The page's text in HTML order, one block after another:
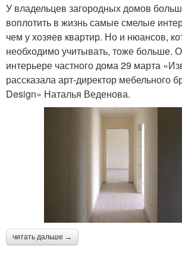
У владельцев загородных домов
воплотить в жизнь самые смелые
чем у хозяев квартир. Но и нюансов,
необходимо учитывать, тоже больше.
интерьере частного дома 29 марта
рассказала арт-директор мебельного
Design» Наталья Веденова.
читать дальше →